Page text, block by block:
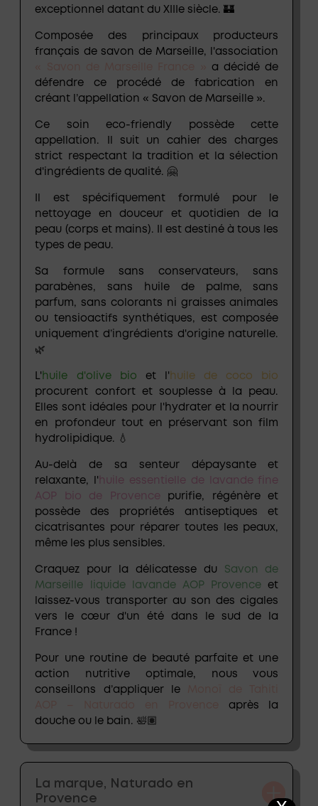
exceptionnel datant du XIIIe siècle. 🏰
Composée des principaux producteurs
français de savon de Marseille, l'association
a décidé de
défendre ce procédé de fabrication en
créant l’appellation « Savon de Marseille ».
Ce soineco-friendly possède cette
appellation. Il suit un cahier des charges
strict respectant la tradition et la sélection
d'ingrédients de qualité. 🤗
Il est spécifiquement formulé pour le
nettoyage en douceur et quotidien de la
peau (corps et mains). Il est destiné à tous les
types de peau.
Sa formule sans conservateurs, sans
parabènes, sans huile de palme, sans
parfum, sans colorants ni graisses animales
ou tensioactifs synthétiques, est composée
uniquement d’ingrédients d'origine naturelle.
🌿
L' huile d'olive bio et l' huile de coco bio
procurent confort et souplesse à la peau.
Elles sont idéales pour l'hydrater et la nourrir
en profondeur tout en préservant son film
hydrolipidique. 💧
Au-delà de sa senteur dépaysante et
relaxante, l' huile essentielle de lavande fine
AOP bio de Provencepurifie, régénère et
possède des propriétés antiseptiques et
cicatrisantes pour réparer toutes les peaux,
même les plus sensibles.
Craquez pour la délicatesse du
Savon de
Marseille liquide lavande AOP Provence et
laissez-vous transporter au son des cigales
vers le cœur d'un été dans le sud de la
France !
Pour une routine de beauté parfaite et une
action nutritive optimale, nous vous
conseillons d’appliquer le
après la
douche ou le bain. 🛀🏽
La marque, Naturado en
Provence